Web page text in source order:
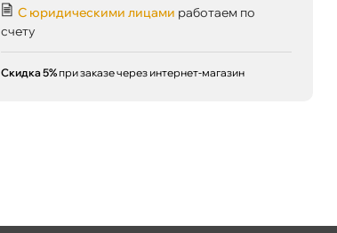
С юридическими лицами работаем по
счету
Скидка 5% при заказе через интернет-магазин